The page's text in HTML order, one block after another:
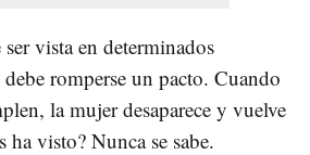
vista en determinados
romperse un pacto. Cuando
la mujer desaparece y vuelve
visto? Nunca se sabe.